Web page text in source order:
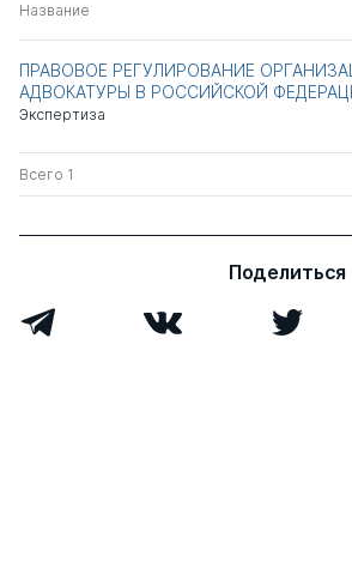
Название
ПРАВОВОЕ РЕГУЛИРОВАНИЕ
АДВОКАТУРЫ В РОССИЙСКОЙ
Экспертиза
Всего 1
Поделиться